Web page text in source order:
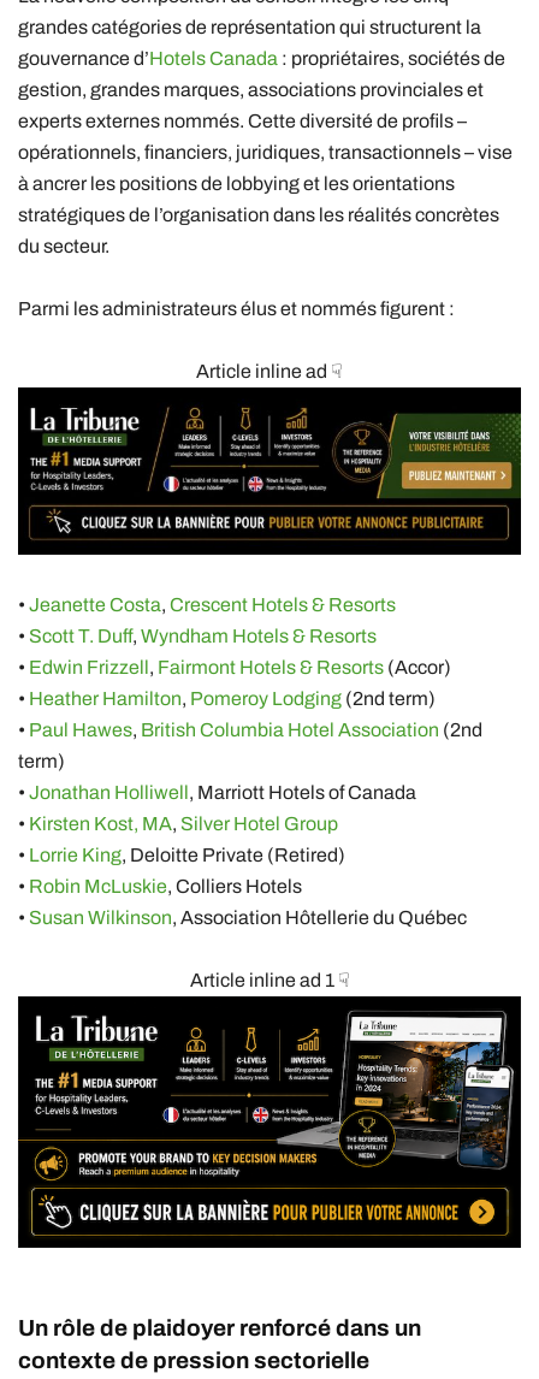
grandes catégories de représentation qui structurent la
gouvernance d’Hotels Canada : propriétaires, sociétés de
gestion, grandes marques, associations provinciales et
experts externes nommés. Cette diversité de profils –
opérationnels, financiers, juridiques, transactionnels – vise
à ancrer les positions de lobbying et les orientations
stratégiques de l’organisation dans les réalités concrètes
du secteur.
Parmi les administrateurs élus et nommés figurent :
Article inline ad ☟
• Jeanette Costa, Crescent Hotels & Resorts
• Scott T. Duff, Wyndham Hotels & Resorts
• Edwin Frizzell, Fairmont Hotels & Resorts (Accor)
• Heather Hamilton, Pomeroy Lodging (2nd term)
• Paul Hawes, British Columbia Hotel Association (2nd
term)
• Jonathan Holliwell, Marriott Hotels of Canada
• Kirsten Kost, MA, Silver Hotel Group
• Lorrie King, Deloitte Private (Retired)
• Robin McLuskie, Colliers Hotels
• Susan Wilkinson, Association Hôtellerie du Québec
Article inline ad 1 ☟
Un rôle de plaidoyer renforcé dans un
contexte de pression sectorielle